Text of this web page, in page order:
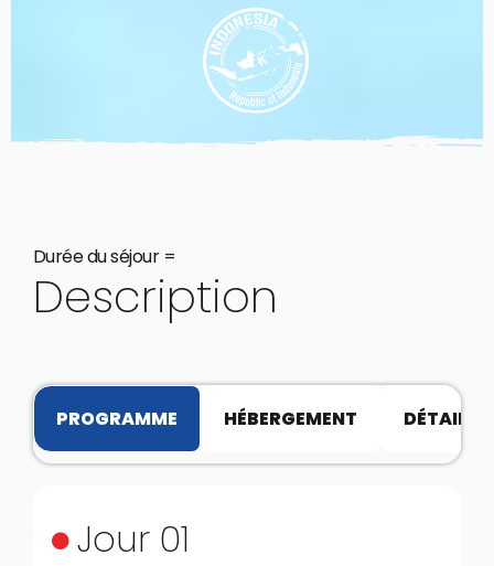
Durée du séjour =
Description
PROGRAMME HÉBERGEMENT DÉTAILS
Jour 01